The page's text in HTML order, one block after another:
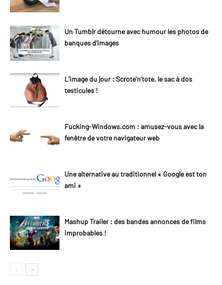
Un Tumblr détourne avec humour les photos de
banques d’images
L’image du jour : Scrote’n’tote, le sac à dos
testicules !
Fucking-Windows.com : amusez-vous avec la
fenêtre de votre navigateur web
Une alternative au traditionnel « Google est ton
ami »
Mashup Trailer : des bandes annonces de films
improbables !